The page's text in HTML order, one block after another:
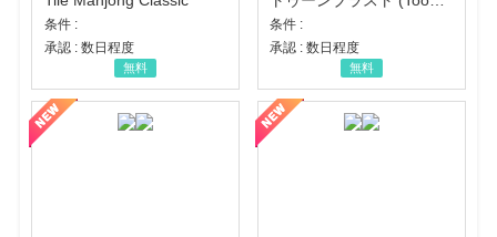
条件 :
承認 : 数日程度
無料
条件 :
承認 : 数日程度
無料